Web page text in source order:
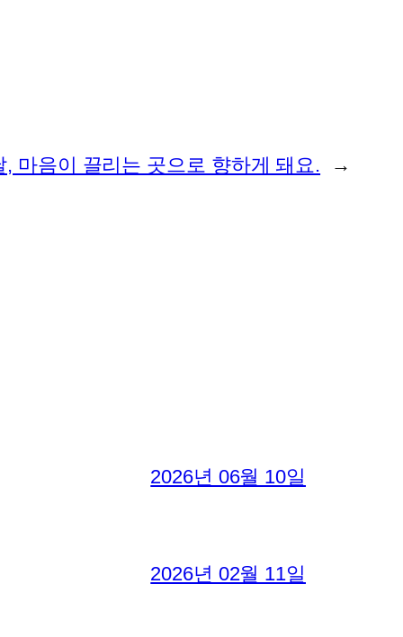
마음이 끌리는 곳으로 향하게 돼요. →
2026년 06월 10일
2026년 02월 11일